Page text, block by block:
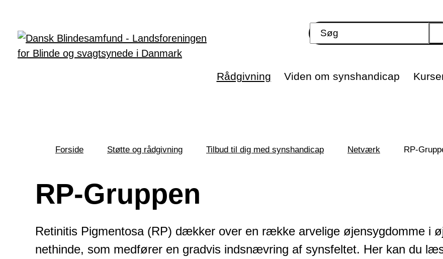
Rådgivning Viden om synshandicap
her:
Forside Støtte og rådgivning Tilbud til dig med synshandicap Netværk RP-
RP-Gruppen
Retinitis Pigmentosa (RP) dækker over en række arvelige øjensygdomme i
nethinde, som medfører en gradvis indsnævring af synsfeltet. Her kan du